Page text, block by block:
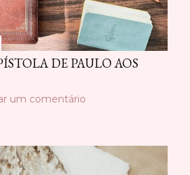
DE PAULO AOS
um comentário